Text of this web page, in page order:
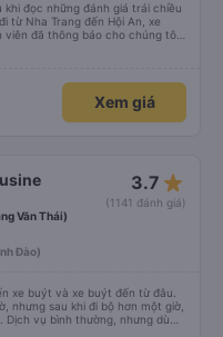
đọc những đánh giá trái chiều
từ Nha Trang đến Hội An, xe
đã thông báo cho chúng tôi
tài xế thực sự tốt bụng, họ giúp
đợi có giấc ngủ ngon vì
3-4 điểm dừng vệ sinh nhanh
gian đã hứa. Tôi không biết liệu
Xem giá
3.7 star_rate
(1141 đánh giá)
Văn Thái)
Đào)
xe buýt và xe buýt đến từ đâu.
nhưng sau khi đi bộ hơn một giờ,
vụ bình thường, nhưng dù
thoải mái. Sẽ tuyệt hơn nếu